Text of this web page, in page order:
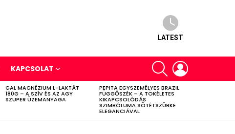
LATEST
KAPCSOLAT
SEARCH
GAL MAGNÉZIUM L-LAKTÁT
180G – A SZÍV ÉS AZ AGY
SZUPER ÜZEMANYAGA
PEPITA EGYSZEMÉLYES BRAZIL
FÜGGŐSZÉK – A TÖKÉLETES
KIKAPCSOLÓDÁS
SZIMBÓLUMA SÖTÉTSZÜRKE
ELEGANCIÁVAL